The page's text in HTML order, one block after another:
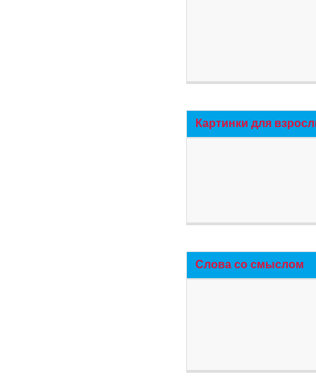
Картинки для
Слова со смыслом